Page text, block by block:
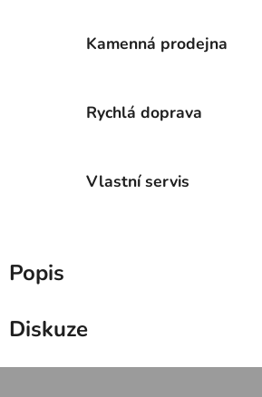
Kamenná prodejna
Rychlá doprava
Vlastní servis
Popis
Diskuze